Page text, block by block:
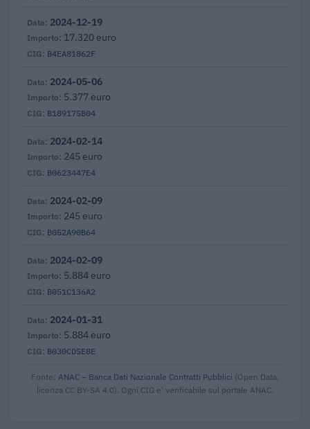
B4EA81862F
2024-12-19
17.320 euro
B189175B04
2024-05-06
5.377 euro
B0623447E4
2024-02-14
245 euro
B052A90B64
2024-02-09
245 euro
B051C136A2
2024-02-09
5.884 euro
B030CD5E8E
2024-01-31
5.884 euro
Fonte: ANAC – Banca Dati Nazionale Contratti Pubblici (Open Data,
licenza CC BY-SA 4.0). Ogni CIG e' verificabile sul portale ANAC.